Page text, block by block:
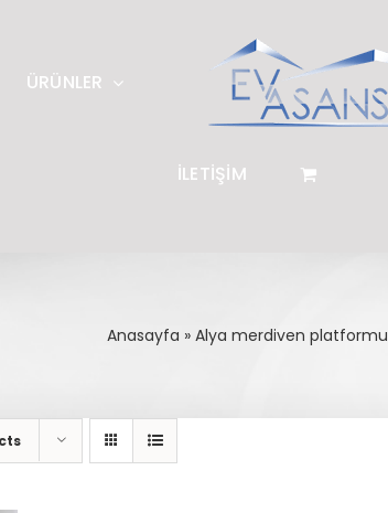
ÜRÜNLER
İLETİŞİM
Anasayfa » Alya merdiven platformu